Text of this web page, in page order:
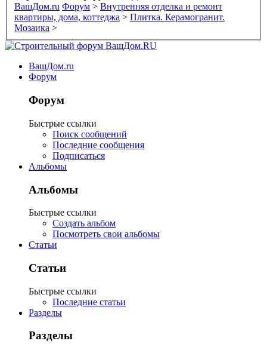
ВашДом.ru Форум > Внутренняя отделка и ремонт
квартиры, дома, коттеджа > Плитка. Керамогранит.
Мозаика >
ВашДом.ru
Форум
Форум
Быстрые ссылки
Поиск сообщений
Последние сообщения
Подписаться
Альбомы
Альбомы
Быстрые ссылки
Создать альбом
Посмотреть свои альбомы
Статьи
Статьи
Быстрые ссылки
Последние статьи
Разделы
Разделы